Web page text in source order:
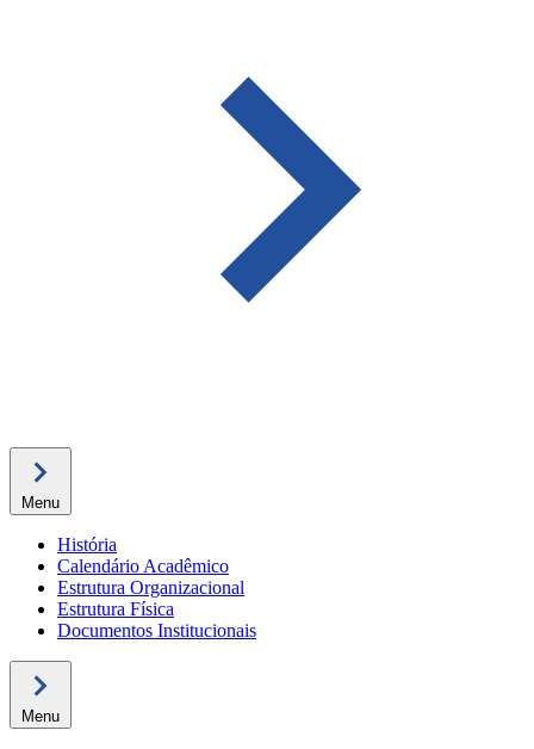
Menu
História
Calendário Acadêmico
Estrutura Organizacional
Estrutura Física
Documentos Institucionais
Menu